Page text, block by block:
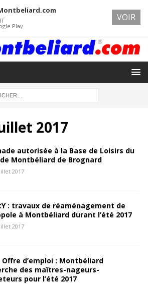
2017
autorisée à la Base de Loisirs du
Montbéliard de Brognard
2017
: travaux de réaménagement de
à Montbéliard durant l’été 2017
2017
Offre d’emploi : Montbéliard
des maîtres-nageurs-
pour l’été 2017
Play
VOIR